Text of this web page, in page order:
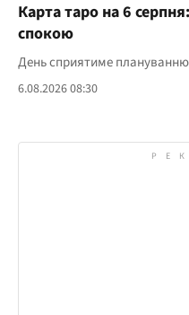
Карта таро на 6
спокою
День сприятиме
6.08.2026 08:30